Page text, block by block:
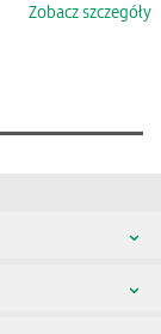
Zobacz szczegóły